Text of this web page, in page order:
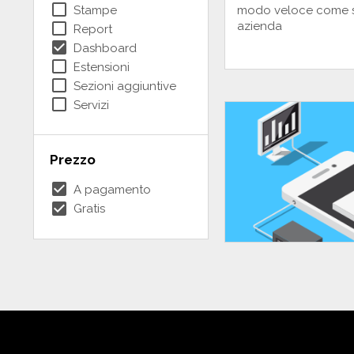
check_box_outline_blank Stampe
check_box_outline_blank Report
check_box Dashboard
check_box_outline_blank Estensioni
check_box_outline_blank Sezioni aggiuntive
check_box_outline_blank Servizi
Prezzo
check_box A pagamento
check_box Gratis
modo veloce come
azienda